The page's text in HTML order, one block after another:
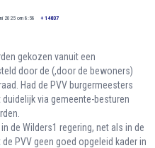
2025 om 8:58 + 14837
gekozen vanuit een
door de (,door de bewoners)
Had de PVV burgermeesters
via gemeente-besturen
de Wilders1 regering, net als in de
PVV geen goed opgeleid kader in